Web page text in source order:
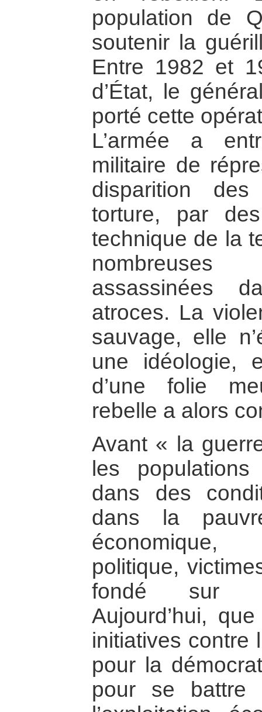
population de
soutenir la
Entre 1982 et
d’État, le
porté cette
L’armée a
militaire de
disparition
torture, par
technique de la
assassinées
atroces. La
sauvage, elle
une idéologie,
d’une folie
rebelle a alors
Avant « la
les
dans des
dans la
politique,
fondé sur la
Aujourd’hui,
initiatives contre
pour la
pour se battre